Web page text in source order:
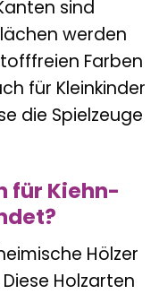
sind
werden
Farben
für Kleinkinder
die Spielzeuge
für Kiehn-
Hölzer
Holzarten